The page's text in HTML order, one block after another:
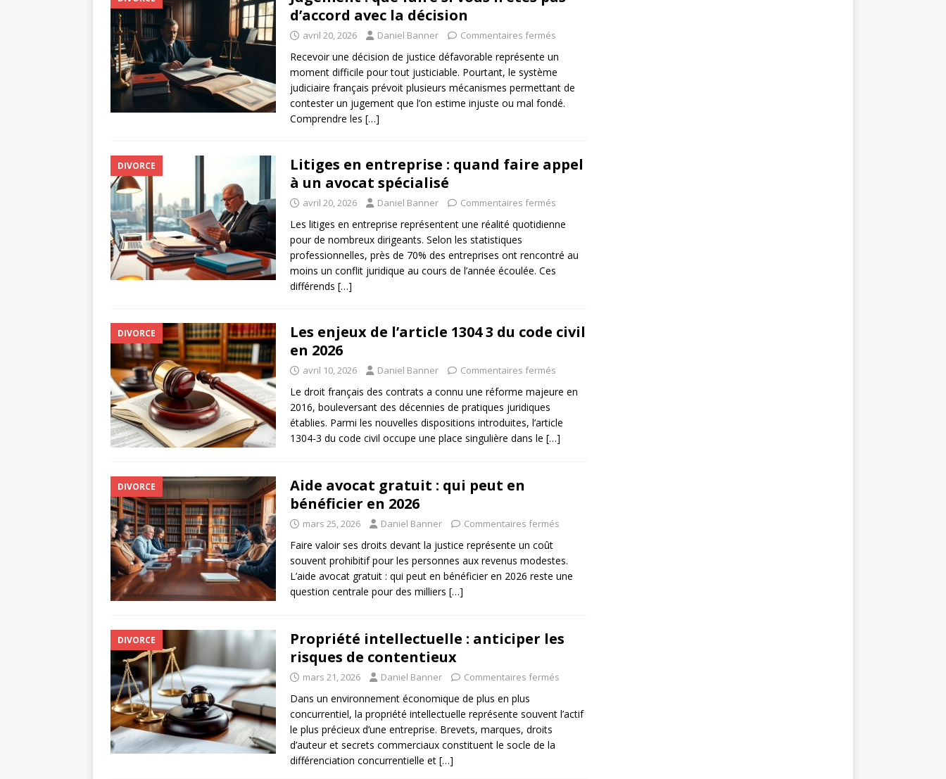
d’accord avec la décision
avril 20, 2026 Daniel Banner Commentaires fermés
Recevoir une décision de justice défavorable représente un
moment difficile pour tout justiciable. Pourtant, le système
judiciaire français prévoit plusieurs mécanismes permettant de
contester un jugement que l’on estime injuste ou mal fondé.
Comprendre les […]
DIVORCE
Litiges en entreprise : quand faire appel
à un avocat spécialisé
avril 20, 2026 Daniel Banner Commentaires fermés
Les litiges en entreprise représentent une réalité quotidienne
pour de nombreux dirigeants. Selon les statistiques
professionnelles, près de 70% des entreprises ont rencontré au
moins un conflit juridique au cours de l’année écoulée. Ces
différends […]
DIVORCE
Les enjeux de l’article 1304 3 du code civil
en 2026
avril 10, 2026 Daniel Banner Commentaires fermés
Le droit français des contrats a connu une réforme majeure en
2016, bouleversant des décennies de pratiques juridiques
établies. Parmi les nouvelles dispositions introduites, l’article
1304-3 du code civil occupe une place singulière dans le […]
DIVORCE
Aide avocat gratuit : qui peut en
bénéficier en 2026
mars 25, 2026 Daniel Banner Commentaires fermés
Faire valoir ses droits devant la justice représente un coût
souvent prohibitif pour les personnes aux revenus modestes.
L’aide avocat gratuit : qui peut en bénéficier en 2026 reste une
question centrale pour des milliers […]
DIVORCE
Propriété intellectuelle : anticiper les
risques de contentieux
mars 21, 2026 Daniel Banner Commentaires fermés
Dans un environnement économique de plus en plus
concurrentiel, la propriété intellectuelle représente souvent l’actif
le plus précieux d’une entreprise. Brevets, marques, droits
d’auteur et secrets commerciaux constituent le socle de la
différenciation concurrentielle et […]